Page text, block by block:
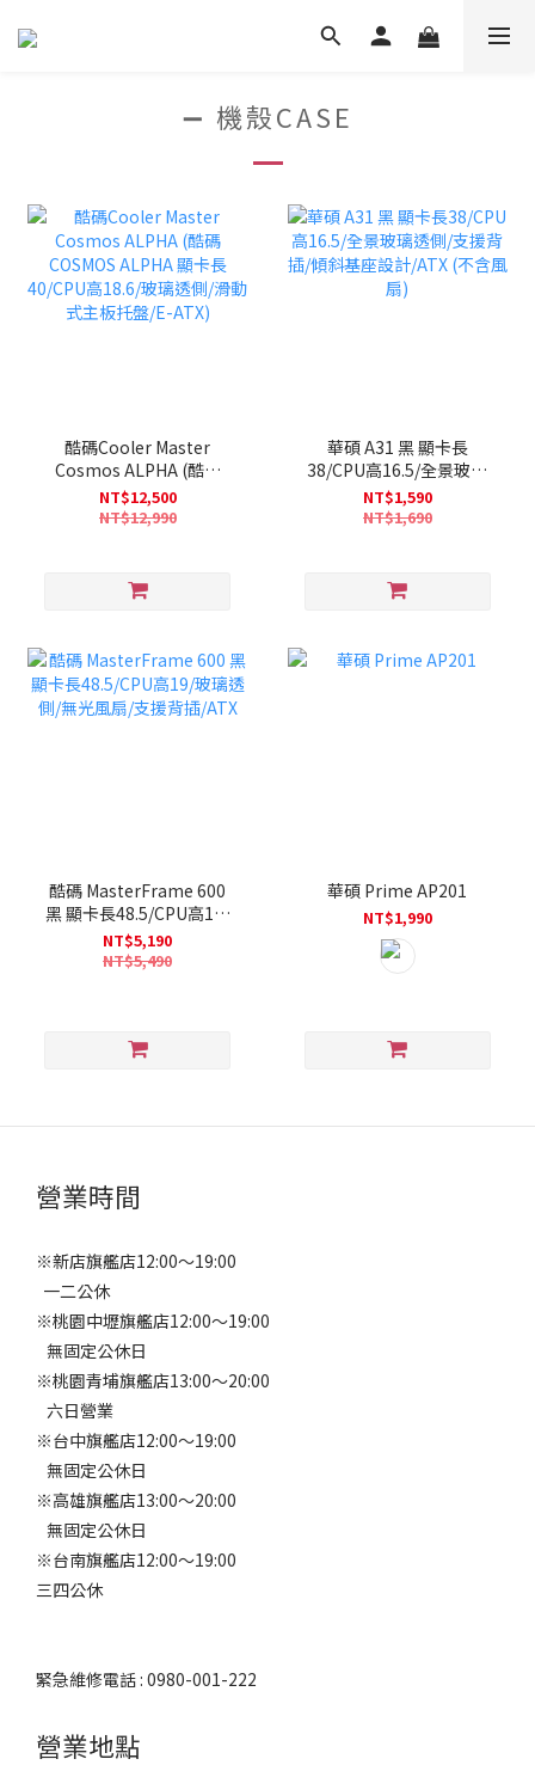
➖ 機殼CASE
酷碼Cooler Master
Cosmos ALPHA (酷碼
COSMOS ALPHA 顯卡長
40/CPU高18.6/玻璃透側/
NT$12,500
NT$12,990
華碩 A31 黑 顯卡長
38/CPU高16.5/全景玻璃
透側/支援背插/傾斜基座設
計/ATX (不含風扇)
NT$1,590
NT$1,690
酷碼 MasterFrame 600
黑 顯卡長48.5/CPU高19/
玻璃透側/無光風扇/支援背
插/ATX
NT$5,190
NT$5,490
華碩 Prime AP201
NT$1,990
營業時間
※新店旗艦店12:00～19:00
一二公休
※桃園中壢旗艦店12:00～19:00
無固定公休日
※桃園青埔旗艦店13:00～20:00
六日營業
※台中旗艦店12:00～19:00
無固定公休日
※高雄旗艦店13:00～20:00
無固定公休日
※台南旗艦店12:00～19:00
三四公休
緊急維修電話 : 0980-001-222
營業地點